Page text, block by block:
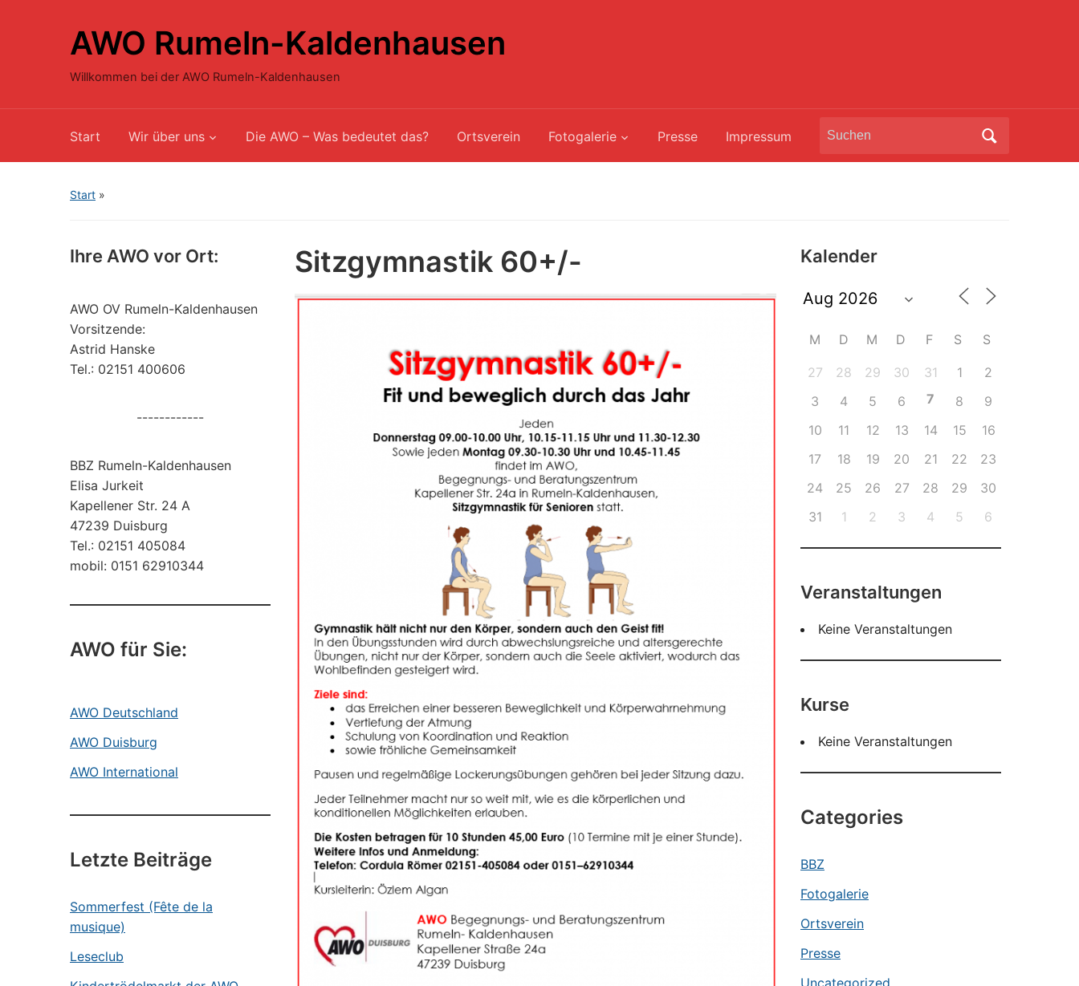
AWO Rumeln-Kaldenhausen
Willkommen bei der AWO Rumeln-Kaldenhausen
Start Wir über uns Die AWO – Was bedeutet das? Ortsverein Fotogalerie Presse Impressum
Search
Start »
Ihre AWO vor Ort:
AWO OV Rumeln-Kaldenhausen
Vorsitzende:
Astrid Hanske
Tel.: 02151 400606
------------
BBZ Rumeln-Kaldenhausen
Elisa Jurkeit
Kapellener Str. 24 A
47239 Duisburg
Tel.: 02151 405084
mobil: 0151 62910344
AWO für Sie:
AWO Deutschland
AWO Duisburg
AWO International
Letzte Beiträge
Sommerfest (Fête de la
musique)
Leseclub
Sitzgymnastik 60+/- Kalender
M D M D F S S
27 28 29 30 31 1
2
3
4 5 6 7 8
9
10
11 12 13 14 15
16
17
18 19 20 21 22
23
24
25 26 27 28 29
30
31
1 2 3 4 5 6
Veranstaltungen
Keine Veranstaltungen
Kurse
Keine Veranstaltungen
Categories
BBZ
Fotogalerie
Ortsverein
Presse
Uncategorized